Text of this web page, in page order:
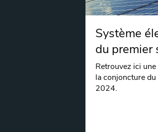
Système
du premier
Retrouvez ici
la conjoncture
2024.